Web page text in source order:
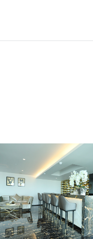
เพิ่มยูนิตเปรียบเทียบ
รายการที่ 3